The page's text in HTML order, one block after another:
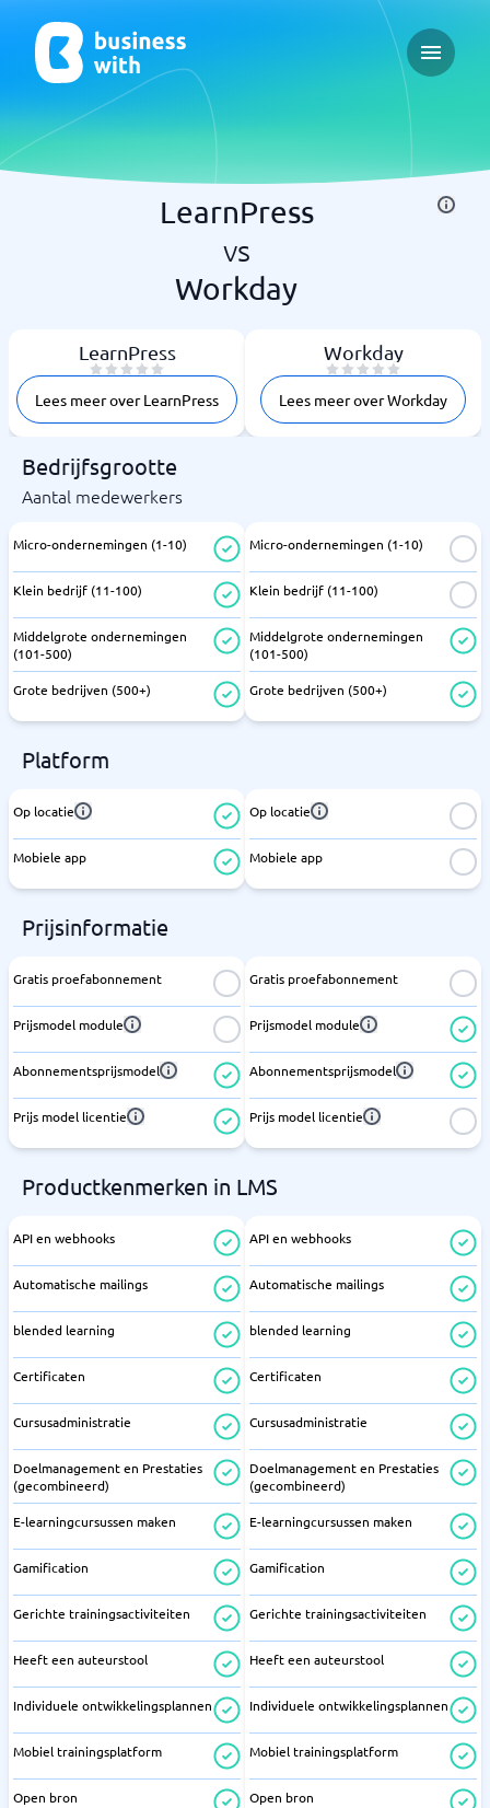
Open
LearnPress
vs
Workday
LearnPress
Lees meer over LearnPress
Workday
Lees meer over Workday
Bedrijfsgrootte
Aantal medewerkers
Micro-ondernemingen (1-10)
Klein bedrijf (11-100)
Middelgrote ondernemingen
(101-500)
Grote bedrijven (500+)
Micro-ondernemingen (1-10)
Klein bedrijf (11-100)
Middelgrote ondernemingen
(101-500)
Grote bedrijven (500+)
Platform
Op locatie
Mobiele app
Op locatie
Mobiele app
Prijsinformatie
Gratis proefabonnement
Prijsmodel module
Abonnementsprijsmodel
Prijs model licentie
Gratis proefabonnement
Prijsmodel module
Abonnementsprijsmodel
Prijs model licentie
Productkenmerken in LMS
API en webhooks
Automatische mailings
blended learning
Certificaten
Cursusadministratie
Doelmanagement en Prestaties
(gecombineerd)
E-learningcursussen maken
Gamification
Gerichte trainingsactiviteiten
Heeft een auteurstool
Individuele ontwikkelingsplannen
Mobiel trainingsplatform
Open bron
API en webhooks
Automatische mailings
blended learning
Certificaten
Cursusadministratie
Doelmanagement en Prestaties
(gecombineerd)
E-learningcursussen maken
Gamification
Gerichte trainingsactiviteiten
Heeft een auteurstool
Individuele ontwikkelingsplannen
Mobiel trainingsplatform
Open bron